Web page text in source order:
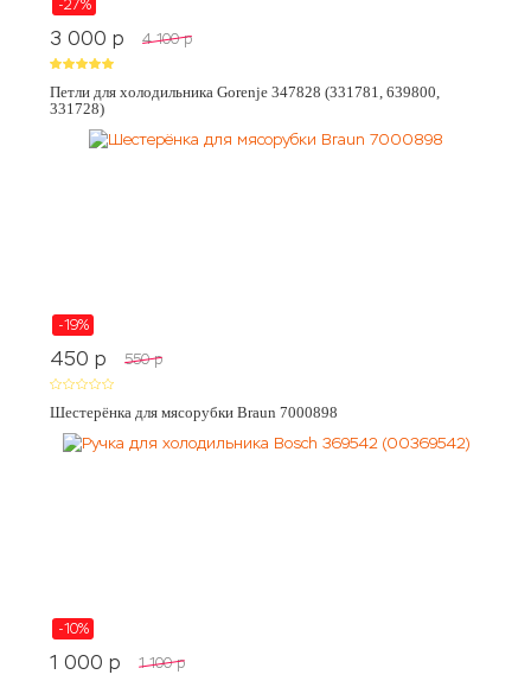
-27%
3 000 p 4 100 p
Петли для холодильника Gorenje 347828 (331781, 639800,
331728)
-19%
450 p 550 p
Шестерёнка для мясорубки Braun 7000898
-10%
1 000 p 1 100 p